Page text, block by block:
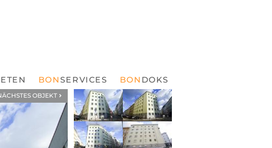
SERVICES DOKS
OBJEKT